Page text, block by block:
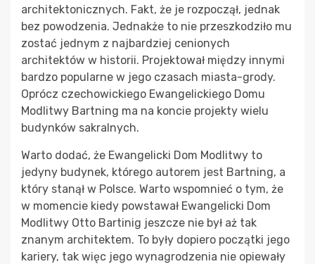
architektonicznych. Fakt, że je rozpoczął, jednak
bez powodzenia. Jednakże to nie przeszkodziło mu
zostać jednym z najbardziej cenionych
architektów w historii. Projektował między innymi
bardzo popularne w jego czasach miasta-grody.
Oprócz czechowickiego Ewangelickiego Domu
Modlitwy Bartning ma na koncie projekty wielu
budynków sakralnych.
Warto dodać, że Ewangelicki Dom Modlitwy to
jedyny budynek, którego autorem jest Bartning, a
który stanął w Polsce. Warto wspomnieć o tym, że
w momencie kiedy powstawał Ewangelicki Dom
Modlitwy Otto Bartinig jeszcze nie był aż tak
znanym architektem. To były dopiero początki jego
kariery, tak więc jego wynagrodzenia nie opiewały